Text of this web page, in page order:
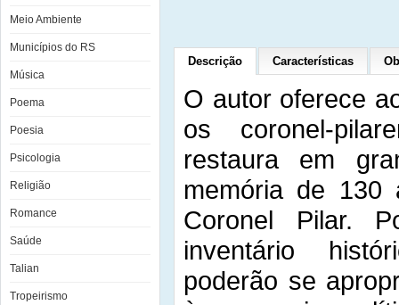
Meio Ambiente
Municípios do RS
Música
Poema
Poesia
Psicologia
Religião
Romance
Saúde
Talian
Tropeirismo
Descrição Características
O autor oferece
os coronel-
restaura em
memória de 130
Coronel Pilar.
inventário
poderão se